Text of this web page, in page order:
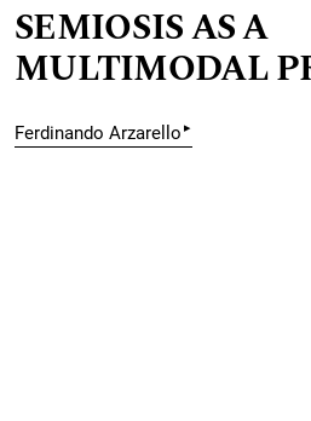
SEMIOSIS AS A
MULTIMODAL
Ferdinando Arzarello ▸